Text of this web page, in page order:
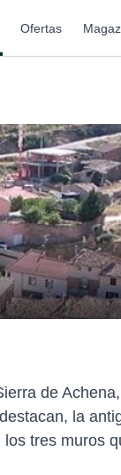
Ofertas
de
la
tres muros